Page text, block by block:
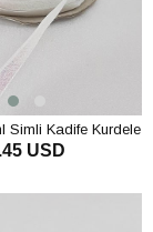
Simli Kadife Kurdele
6 mmUSD